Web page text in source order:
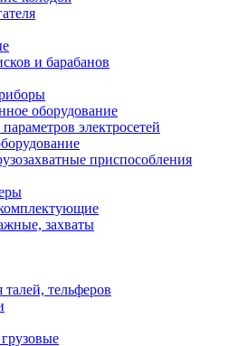
и барабанов
оборудование
электросетей
приспособления
захваты
тельферов